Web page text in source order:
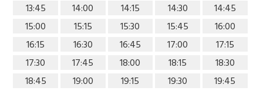
13:45
14:00 14:15 14:30
14:45
15:00
15:15 15:30 15:45
16:00
16:15
16:30 16:45 17:00
17:15
17:30
17:45 18:00 18:15
18:30
18:45
19:00 19:15 19:30
19:45